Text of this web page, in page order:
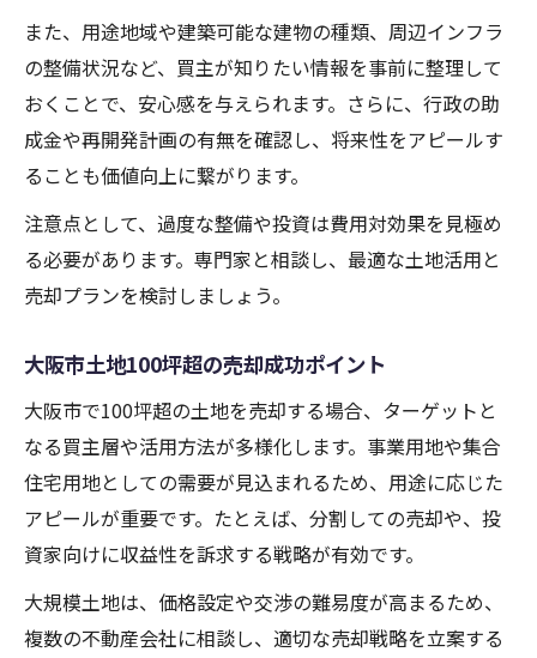
また、用途地域や建築可能な建物の種類、周辺インフラ
の整備状況など、買主が知りたい情報を事前に整理して
おくことで、安心感を与えられます。さらに、行政の助
成金や再開発計画の有無を確認し、将来性をアピールす
ることも価値向上に繋がります。
注意点として、過度な整備や投資は費用対効果を見極め
る必要があります。専門家と相談し、最適な土地活用と
売却プランを検討しましょう。
大阪市土地100坪超の売却成功ポイント
大阪市で100坪超の土地を売却する場合、ターゲットと
なる買主層や活用方法が多様化します。事業用地や集合
住宅用地としての需要が見込まれるため、用途に応じた
アピールが重要です。たとえば、分割しての売却や、投
資家向けに収益性を訴求する戦略が有効です。
大規模土地は、価格設定や交渉の難易度が高まるため、
複数の不動産会社に相談し、適切な売却戦略を立案する